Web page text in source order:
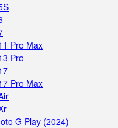
Pro Max
Pro
Pro Max
G Play (2024)